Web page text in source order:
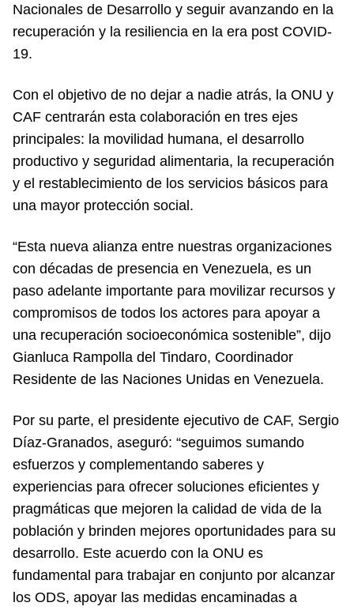
Nacionales de Desarrollo y seguir avanzando en la
recuperación y la resiliencia en la era post COVID-
19.
Con el objetivo de no dejar a nadie atrás, la ONU y
CAF centrarán esta colaboración en tres ejes
principales: la movilidad humana, el desarrollo
productivo y seguridad alimentaria, la recuperación
y el restablecimiento de los servicios básicos para
una mayor protección social.
“Esta nueva alianza entre nuestras organizaciones
con décadas de presencia en Venezuela, es un
paso adelante importante para movilizar recursos y
compromisos de todos los actores para apoyar a
una recuperación socioeconómica sostenible”, dijo
Gianluca Rampolla del Tindaro, Coordinador
Residente de las Naciones Unidas en Venezuela.
Por su parte, el presidente ejecutivo de CAF, Sergio
Díaz-Granados, aseguró: “seguimos sumando
esfuerzos y complementando saberes y
experiencias para ofrecer soluciones eficientes y
pragmáticas que mejoren la calidad de vida de la
población y brinden mejores oportunidades para su
desarrollo. Este acuerdo con la ONU es
fundamental para trabajar en conjunto por alcanzar
los ODS, apoyar las medidas encaminadas a